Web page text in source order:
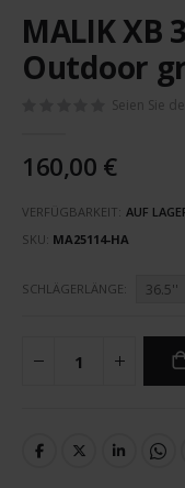
Anfang
der
Bildergalerie
MALIK XB
Outdoor
Seien Sie
160,00 €
VERFÜGBARKEIT: AUF
SKU MA25114-HA
SCHLÄGERLÄNGE 36.5''